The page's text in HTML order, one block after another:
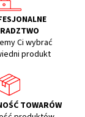
Ci wybrać
produkt
TOWARÓW